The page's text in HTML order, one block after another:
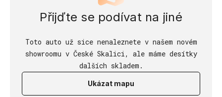
Přijďte se podívat na jiné
Toto auto už sice nenaleznete v našem novém
showroomu v České Skalici, ale máme desítky
dalších skladem.
Ukázat mapu